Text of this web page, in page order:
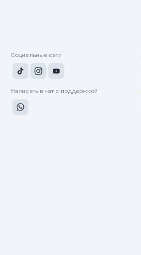
Социальные сети
Написать в чат с поддержкой